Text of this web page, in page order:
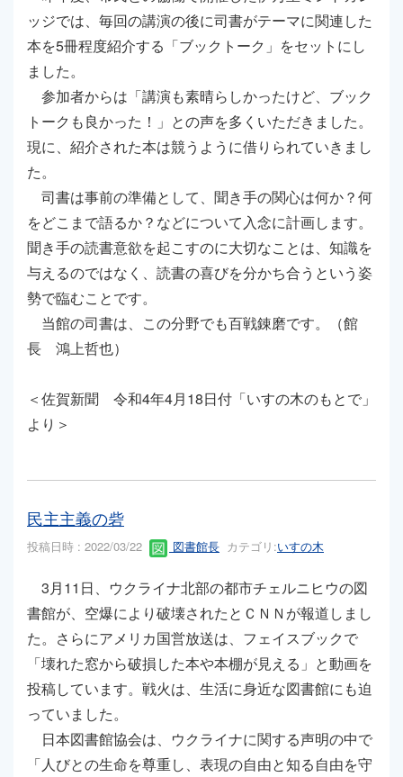
ッジでは、毎回の講演の後に司書がテーマに関連した
本を5冊程度紹介する「ブックトーク」をセットにし
ました。
参加者からは「講演も素晴らしかったけど、ブック
トークも良かった！」との声を多くいただきました。
現に、紹介された本は競うように借りられていきまし
た。
司書は事前の準備として、聞き手の関心は何か？何
をどこまで語るか？などについて入念に計画します。
聞き手の読書意欲を起こすのに大切なことは、知識を
与えるのではなく、読書の喜びを分かち合うという姿
勢で臨むことです。
当館の司書は、この分野でも百戦錬磨です。（館
長 鴻上哲也）
＜佐賀新聞 令和4年4月18日付「いすの木のもとで」
より＞
民主主義の砦
投稿日時 : 2022/03/22 図書館長 カテゴリ:いすの木
3月11日、ウクライナ北部の都市チェルニヒウの図
書館が、空爆により破壊されたとＣＮＮが報道しまし
た。さらにアメリカ国営放送は、フェイスブックで
「壊れた窓から破損した本や本棚が見える」と動画を
投稿しています。戦火は、生活に身近な図書館にも迫
っていました。
日本図書館協会は、ウクライナに関する声明の中で
「人びとの生命を尊重し、表現の自由と知る自由を守